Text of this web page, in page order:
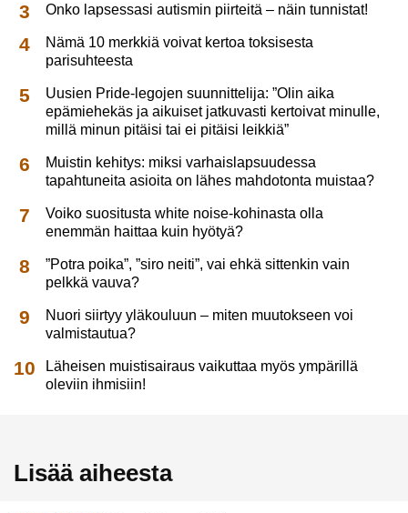
Onko lapsessasi autismin piirteitä – näin tunnistat!
Nämä 10 merkkiä voivat kertoa toksisesta
parisuhteesta
Uusien Pride-legojen suunnittelija: ”Olin aika
epämiehekäs ja aikuiset jatkuvasti kertoivat minulle,
millä minun pitäisi tai ei pitäisi leikkiä”
Muistin kehitys: miksi varhaislapsuudessa
tapahtuneita asioita on lähes mahdotonta muistaa?
Voiko suositusta white noise-kohinasta olla
enemmän haittaa kuin hyötyä?
”Potra poika”, ”siro neiti”, vai ehkä sittenkin vain
pelkkä vauva?
Nuori siirtyy yläkouluun – miten muutokseen voi
valmistautua?
Läheisen muistisairaus vaikuttaa myös ympärillä
oleviin ihmisiin!
Lisää aiheesta